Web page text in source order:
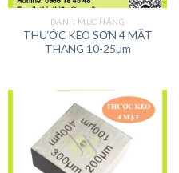
DANH MỤC HÃNG
THƯỚC KÉO SƠN 4 MẶT
THANG 10-25µm